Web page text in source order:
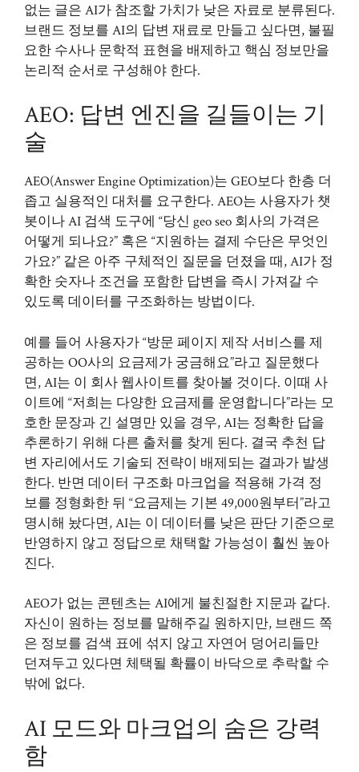
없는 글은 AI가 참조할 가치가 낮은 자료로 분류된다.
브랜드 정보를 AI의 답변 재료로 만들고 싶다면, 불필
요한 수사나 문학적 표현을 배제하고 핵심 정보만을
논리적 순서로 구성해야 한다.
AEO: 답변 엔진을 길들이는 기
술
AEO(Answer Engine Optimization)는 GEO보다 한층 더
좁고 실용적인 대처를 요구한다. AEO는 사용자가 챗
봇이나 AI 검색 도구에 “당신 geo seo 회사의 가격은
어떻게 되나요?” 혹은 “지원하는 결제 수단은 무엇인
가요?” 같은 아주 구체적인 질문을 던졌을 때, AI가 정
확한 숫자나 조건을 포함한 답변을 즉시 가져갈 수
있도록 데이터를 구조화하는 방법이다.
예를 들어 사용자가 “방문 페이지 제작 서비스를 제
공하는 OO사의 요금제가 궁금해요”라고 질문했다
면, AI는 이 회사 웹사이트를 찾아볼 것이다. 이때 사
이트에 “저희는 다양한 요금제를 운영합니다”라는 모
호한 문장과 긴 설명만 있을 경우, AI는 정확한 답을
추론하기 위해 다른 출처를 찾게 된다. 결국 추천 답
변 자리에서도 기술되 전략이 배제되는 결과가 발생
한다. 반면 데이터 구조화 마크업을 적용해 가격 정
보를 정형화한 뒤 “요금제는 기본 49,000원부터”라고
명시해 놨다면, AI는 이 데이터를 낮은 판단 기준으로
반영하지 않고 정답으로 채택할 가능성이 훨씬 높아
진다.
AEO가 없는 콘텐츠는 AI에게 불친절한 지문과 같다.
자신이 원하는 정보를 말해주길 원하지만, 브랜드 쪽
은 정보를 검색 표에 섞지 않고 자연어 덩어리들만
던져두고 있다면 체택될 확률이 바닥으로 추락할 수
밖에 없다.
AI 모드와 마크업의 숨은 강력
함